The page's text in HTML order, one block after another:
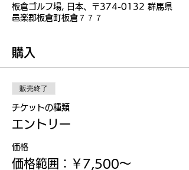
板倉ゴルフ場, 日本、〒374-0132 群馬県
邑楽郡板倉町板倉７７７
購入
販売終了
チケットの種類
エントリー
価格
価格範囲：￥7,500〜